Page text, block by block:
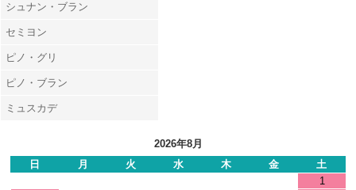
シュナン・ブラン
セミヨン
ピノ・グリ
ピノ・ブラン
ミュスカデ
2026年8月
日
月 火 水 木 金
土
1